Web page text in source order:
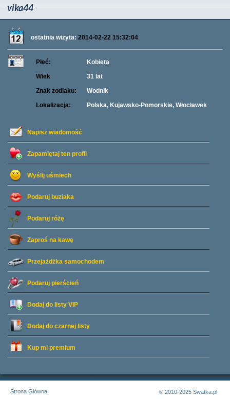
vika44
ostatnia wizyta: 2014-02-22 15:32:04
Napisz wiadomość
Zapamiętaj ten profil
Wyślij uśmiech
Podaruj buziaka
Podaruj różę
Zaproś na kawę
Przejażdżka samochodem
Podaruj pierścień
Dodaj do listy VIP
Dodaj do czarnej listy
Kup mi premium
Płeć:
Kobieta
Wiek
31 lat
Znak zodiaku:
Wodnik
Lokalizacja:
Polska, Kujawsko-Pomorskie, Włocławek
Strona Główna
© 2010-2025 Swatka.pl